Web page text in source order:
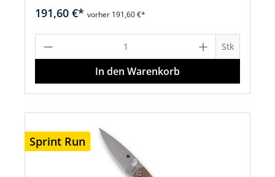
191,60 €* vorher 191,60 €*
Produkt Anzahl: Gib den Stk
In den Warenkorb
Sprint Run